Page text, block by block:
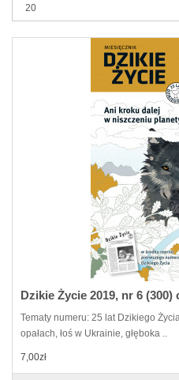
Dzikie Życie 2019, nr 6
Tematy numeru: 25 lat Dzikiego
opałach, łoś w Ukrainie, głęboka ..
7,00zł